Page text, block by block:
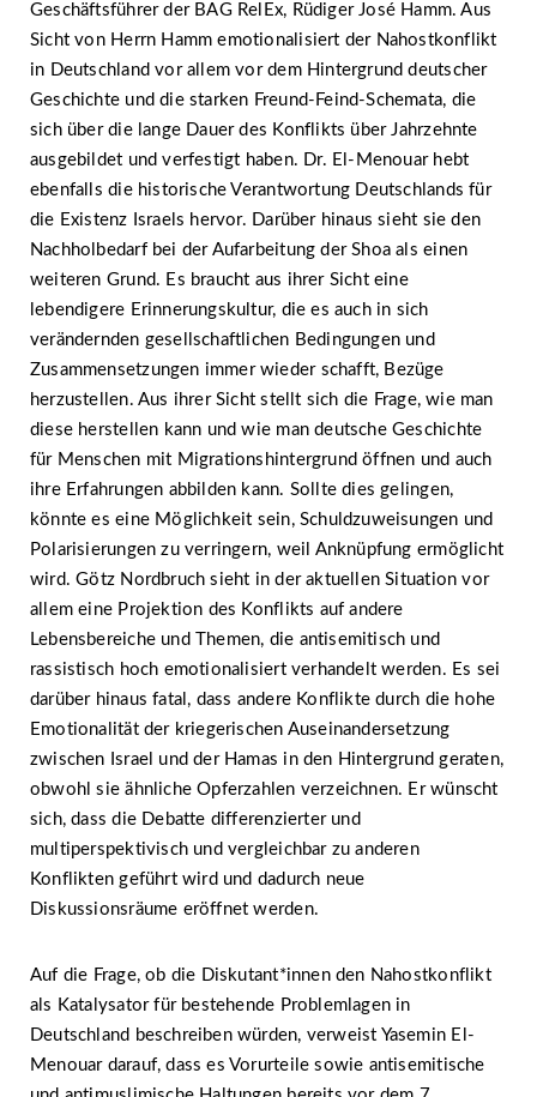
Geschäftsführer der BAG RelEx, Rüdiger José Hamm. Aus
Sicht von Herrn Hamm emotionalisiert der Nahostkonflikt
in Deutschland vor allem vor dem Hintergrund deutscher
Geschichte und die starken Freund-Feind-Schemata, die
sich über die lange Dauer des Konflikts über Jahrzehnte
ausgebildet und verfestigt haben. Dr. El-Menouar hebt
ebenfalls die historische Verantwortung Deutschlands für
die Existenz Israels hervor. Darüber hinaus sieht sie den
Nachholbedarf bei der Aufarbeitung der Shoa als einen
weiteren Grund. Es braucht aus ihrer Sicht eine
lebendigere Erinnerungskultur, die es auch in sich
verändernden gesellschaftlichen Bedingungen und
Zusammensetzungen immer wieder schafft, Bezüge
herzustellen. Aus ihrer Sicht stellt sich die Frage, wie man
diese herstellen kann und wie man deutsche Geschichte
für Menschen mit Migrationshintergrund öffnen und auch
ihre Erfahrungen abbilden kann. Sollte dies gelingen,
könnte es eine Möglichkeit sein, Schuldzuweisungen und
Polarisierungen zu verringern, weil Anknüpfung ermöglicht
wird. Götz Nordbruch sieht in der aktuellen Situation vor
allem eine Projektion des Konflikts auf andere
Lebensbereiche und Themen, die antisemitisch und
rassistisch hoch emotionalisiert verhandelt werden. Es sei
darüber hinaus fatal, dass andere Konflikte durch die hohe
Emotionalität der kriegerischen Auseinandersetzung
zwischen Israel und der Hamas in den Hintergrund geraten,
obwohl sie ähnliche Opferzahlen verzeichnen. Er wünscht
sich, dass die Debatte differenzierter und
multiperspektivisch und vergleichbar zu anderen
Konflikten geführt wird und dadurch neue
Diskussionsräume eröffnet werden.
Auf die Frage, ob die Diskutant*innen den Nahostkonflikt
als Katalysator für bestehende Problemlagen in
Deutschland beschreiben würden, verweist Yasemin El-
Menouar darauf, dass es Vorurteile sowie antisemitische